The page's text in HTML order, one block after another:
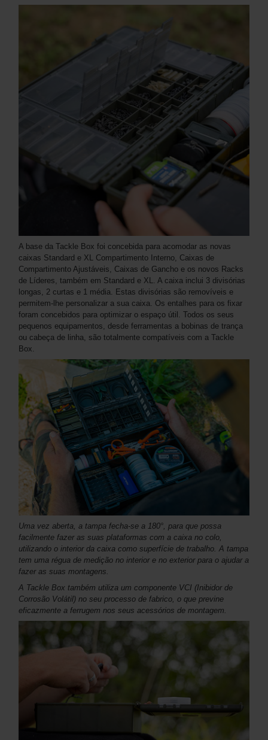
A base da Tackle Box foi concebida para acomodar as novas
caixas Standard e XL Compartimento Interno, Caixas de
Compartimento Ajustáveis, Caixas de Gancho e os novos Racks
de Líderes, também em Standard e XL. A caixa inclui 3 divisórias
longas, 2 curtas e 1 média. Estas divisórias são removíveis e
permitem-lhe personalizar a sua caixa. Os entalhes para os fixar
foram concebidos para optimizar o espaço útil. Todos os seus
pequenos equipamentos, desde ferramentas a bobinas de trança
ou cabeça de linha, são totalmente compatíveis com a Tackle
Box.
Uma vez aberta, a tampa fecha-se a 180°, para que possa
facilmente fazer as suas plataformas com a caixa no colo,
utilizando o interior da caixa como superfície de trabalho. A tampa
tem uma régua de medição no interior e no exterior para o ajudar a
fazer as suas montagens.
A Tackle Box também utiliza um componente VCI (Inibidor de
Corrosão Volátil) no seu processo de fabrico, o que previne
eficazmente a ferrugem nos seus acessórios de montagem.